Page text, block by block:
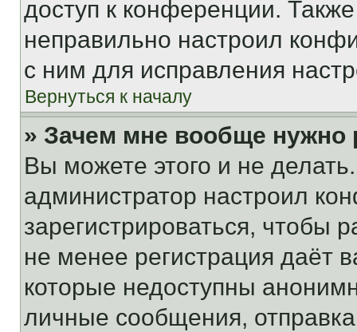
доступ к конференции.
неправильно настроил
с ним для исправления
Вернуться к началу
» Зачем мне вообще нужно
Вы можете этого и не
администратор настроил
зарегистрироваться, чтобы
не менее регистрация даёт
которые недоступны
личные сообщения,